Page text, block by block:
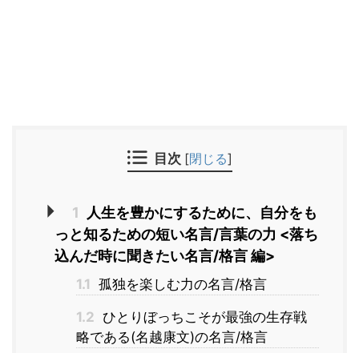
目次 [閉じる]
1
人生を豊かにするために、自分をも
っと知るための短い名言/言葉の力 <落ち
込んだ時に聞きたい名言/格言 編>
1.1 孤独を楽しむ力の名言/格言
1.2 ひとりぼっちこそが最強の生存戦
略である(名越康文)の名言/格言